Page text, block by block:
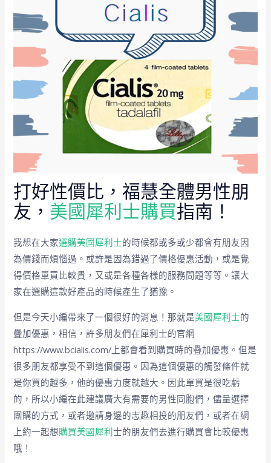
打好性價比，福慧全體男性朋
友， 美國犀利士購買指南！
我想在大家選購美國犀利士的時候都或多或少都會有朋友因
為價錢而煩惱過。或許是因為錯過了價格優惠活動，或是覺
得價格單買比較貴，又或是各種各樣的服務問題等等。讓大
家在選購這款好產品的時候產生了猶豫。
但是今天小編帶來了一個很好的消息！那就是美國犀利士的
疊加優惠，相信，許多朋友們在犀利士的官網
https://www.bcialis.com/上都會看到購買時的疊加優惠。但是
很多朋友都享受不到這個優惠。因為這個優惠的觸發條件就
是你買的越多，他的優惠力度就越大。因此單買是很吃虧
的，所以小編在此建議廣大有需要的男性同胞們，儘量選擇
團購的方式，或者邀請身邊的志趣相投的朋友們，或者在網
上約一起想購買美國犀利士的朋友們去進行購買會比較優惠
哦！